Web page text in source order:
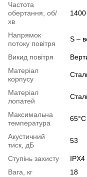
Частота
обертання, об/
хв
1400
Напрямок
потоку повітря
S –
Викид повітря
Матеріал
корпусу
Матеріал
лопатей
Максимальна
температура
65°С
Акустичний
тиск, дБ
53
Ступінь захисту
IPX4
Вага, кг
18